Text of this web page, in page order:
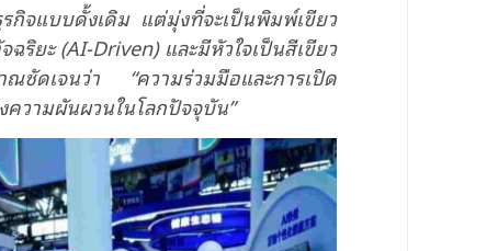
กิจแบบดั้งเดิม แต่มุ่งที่จะเป็นพิมพ์เขียว
ริยะ (AI-Driven) และมีหัวใจเป็นสีเขียว
ณชัดเจนว่า “ความร่วมมือและการเปิด
ความผันผวนในโลกปัจจุบัน”